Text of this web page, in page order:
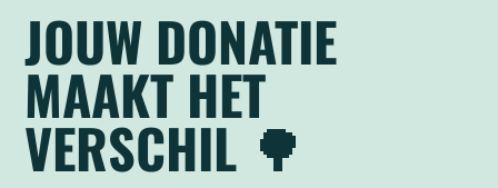
JOUW DONATIE
MAAKT HET
VERSCHIL 🌳